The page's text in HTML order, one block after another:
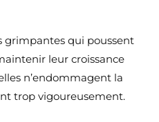
grimpantes qui poussent
leur croissance
n’endommagent la
trop vigoureusement.